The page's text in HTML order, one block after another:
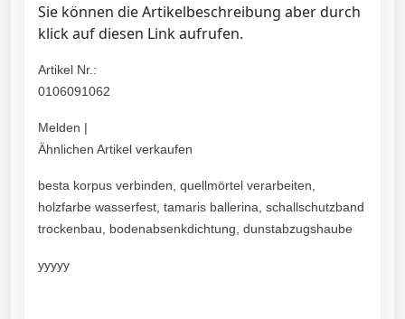
Sie können die Artikelbeschreibung aber durch
klick auf diesen Link aufrufen.
Artikel Nr.:
0106091062
Melden |
Ähnlichen Artikel verkaufen
besta korpus verbinden, quellmörtel verarbeiten,
holzfarbe wasserfest, tamaris ballerina, schallschutzband
trockenbau, bodenabsenkdichtung, dunstabzugshaube
yyyyy